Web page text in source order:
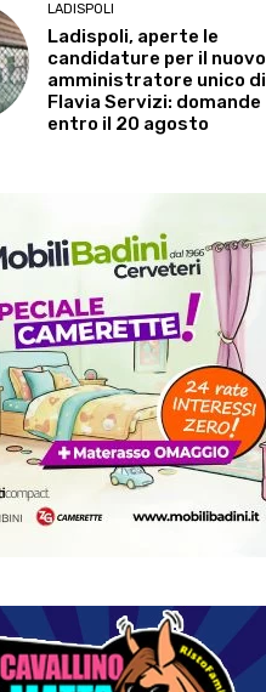
LADISPOLI
Ladispoli, aperte le
candidature per il nuovo
amministratore unico di
Flavia Servizi: domande
entro il 20 agosto